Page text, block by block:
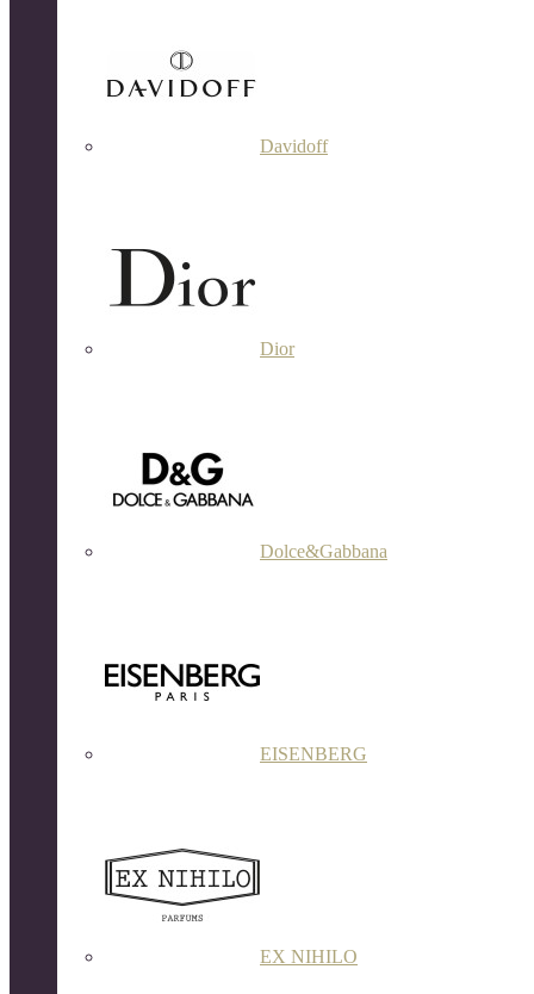
Davidoff
Dior
Dolce&Gabbana
EISENBERG
EX NIHILO